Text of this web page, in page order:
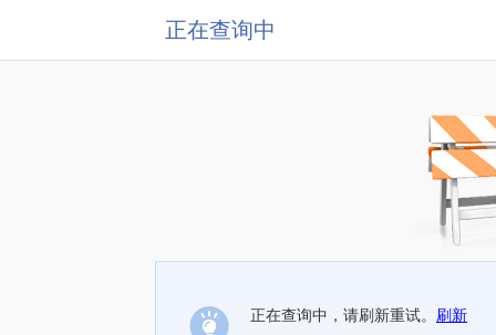
正在查询中
正在查询中，请刷新重试。 刷新